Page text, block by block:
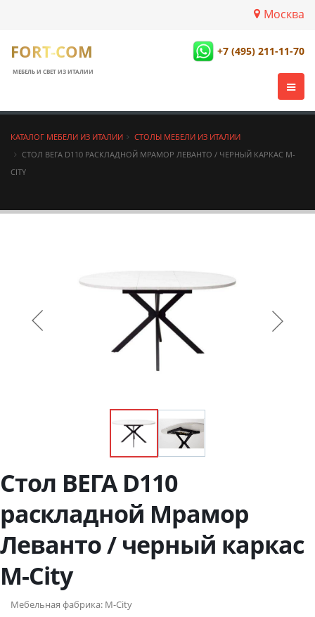
Москва
FORT-COM
МЕБЕЛЬ И СВЕТ ИЗ ИТАЛИИ
+7 (495) 211-11-70
КАТАЛОГ МЕБЕЛИ ИЗ ИТАЛИИ
СТОЛЫ МЕБЕЛИ ИЗ ИТАЛИИ
СТОЛ ВЕГА D110 РАСКЛАДНОЙ МРАМОР ЛЕВАНТО / ЧЕРНЫЙ КАРКАС М-
CITY
Стол ВЕГА D110
раскладной Мрамор
Леванто / черный каркас
М-City
Мебельная фабрика: M-City